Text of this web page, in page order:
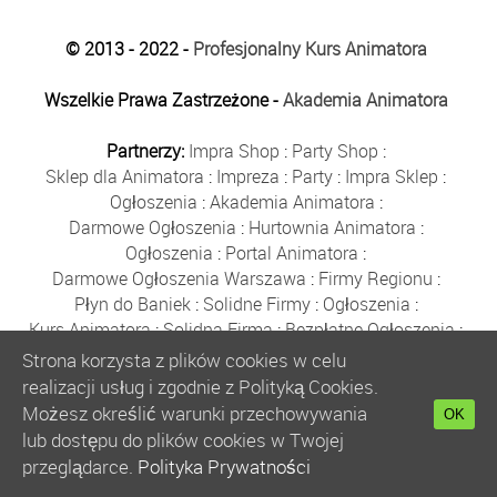
© 2013 - 2022 - Profesjonalny Kurs Animatora
Wszelkie Prawa Zastrzeżone -Akademia Animatora
Partnerzy: Impra Shop : Party Shop :
Sklep dla Animatora : Impreza : Party : Impra Sklep :
Ogłoszenia :Akademia Animatora :
Darmowe Ogłoszenia : Hurtownia Animatora :
Ogłoszenia : Portal Animatora :
Darmowe Ogłoszenia Warszawa : Firmy Regionu :
Płyn do Baniek: Solidne Firmy: Ogłoszenia :
Kurs Animatora:Solidna Firma:Bezpłatne Ogłoszenia:
Animator Czasu Wolnego:
Bezpłatne Ogłoszenia Warszawa:sklep animatora
Bańki Mydlane:Bezpłatne Ogłoszenia
Szkolenie Animatorów:Kurs Animatora
:
Kurs Animatora Warszawa :Rumia
Kurs Animatora Poznań:
Strona korzysta z plików cookies w celu
realizacji usług i zgodnie z Polityką Cookies.
Możesz określić warunki przechowywania
lub dostępu do plików cookies w Twojej
przeglądarce. Polityka Prywatności
OK